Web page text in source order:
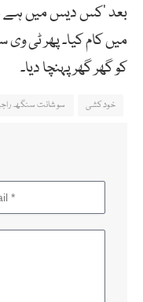
بعد ‘کس دیس میں ہے
میں کام کیا۔ پھر ٹی وی
کو گھر گھر پہنچا دیا۔
خودکشی سوشانت سنگھ